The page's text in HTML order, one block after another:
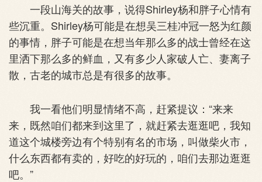
一段山海关的故事，说得Shirley杨和胖子心情有
些沉重。Shirley杨可能是在想吴三桂冲冠一怒为红颜
的事情，胖子可能是在想当年那么多的战士曾经在这
里洒下那么多的鲜血，又有多少人家破人亡、妻离子
散，古老的城市总是有很多的故事。
我一看他们明显情绪不高，赶紧提议：“来来
来，既然咱们都来到这里了，就赶紧去逛逛吧，我知
道这个城楼旁边有个特别有名的市场，叫做柴火市，
什么东西都有卖的，好吃的好玩的，咱们去那边逛逛
吧。”